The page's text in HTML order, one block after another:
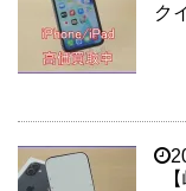
ク